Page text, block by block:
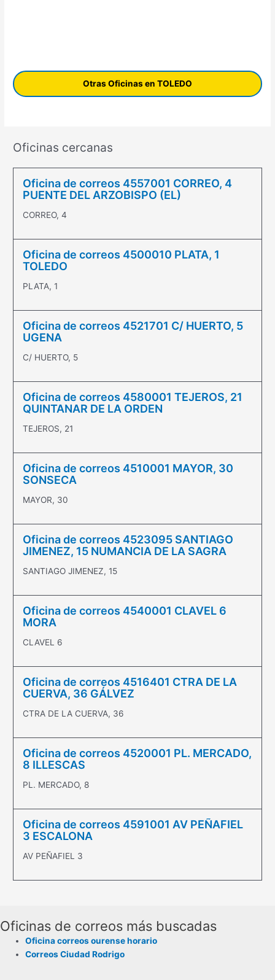
Otras Oficinas en TOLEDO
Oficinas cercanas
Oficina de correos 4557001 CORREO, 4
PUENTE DEL ARZOBISPO (EL)
CORREO, 4
Oficina de correos 4500010 PLATA, 1
TOLEDO
PLATA, 1
Oficina de correos 4521701 C/ HUERTO, 5
UGENA
C/ HUERTO, 5
Oficina de correos 4580001 TEJEROS, 21
QUINTANAR DE LA ORDEN
TEJEROS, 21
Oficina de correos 4510001 MAYOR, 30
SONSECA
MAYOR, 30
Oficina de correos 4523095 SANTIAGO
JIMENEZ, 15 NUMANCIA DE LA SAGRA
SANTIAGO JIMENEZ, 15
Oficina de correos 4540001 CLAVEL 6
MORA
CLAVEL 6
Oficina de correos 4516401 CTRA DE LA
CUERVA, 36 GÁLVEZ
CTRA DE LA CUERVA, 36
Oficina de correos 4520001 PL. MERCADO,
8 ILLESCAS
PL. MERCADO, 8
Oficina de correos 4591001 AV PEÑAFIEL
3 ESCALONA
AV PEÑAFIEL 3
Oficinas de correos más buscadas
Oficina correos ourense horario
Correos Ciudad Rodrigo